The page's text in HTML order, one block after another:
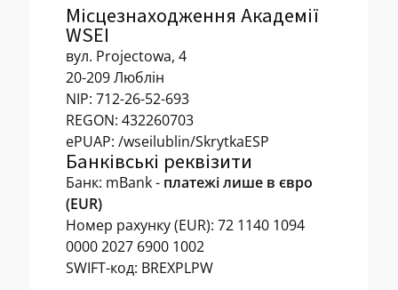
Місцезнаходження Академії
WSEI
вул. Projectowa, 4
20-209 Люблін
NIP: 712-26-52-693
REGON: 432260703
ePUAP: /wseilublin/SkrytkaESP
Банківські реквізити
Банк: mBank - платежі лише в євро
(EUR)
Номер рахунку (EUR): 72 1140 1094
0000 2027 6900 1002
SWIFT-код: BREXPLPW